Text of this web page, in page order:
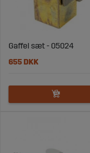
Gaffel sæt - 05024
655 DKK